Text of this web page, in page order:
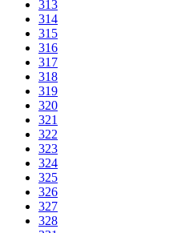
313
314
315
316
317
318
319
320
321
322
323
324
325
326
327
328